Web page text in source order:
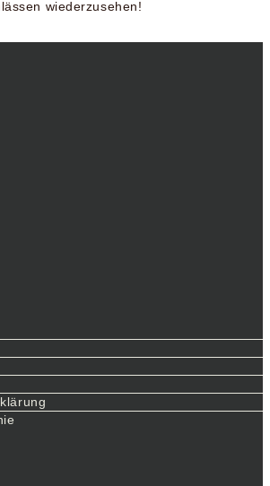
wiederzusehen!